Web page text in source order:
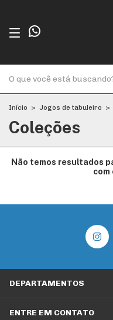
Início > Jogos de tabuleiro >
Coleções
Não temos resultados
DEPARTAMENTOS
ENTRE EM CONTATO